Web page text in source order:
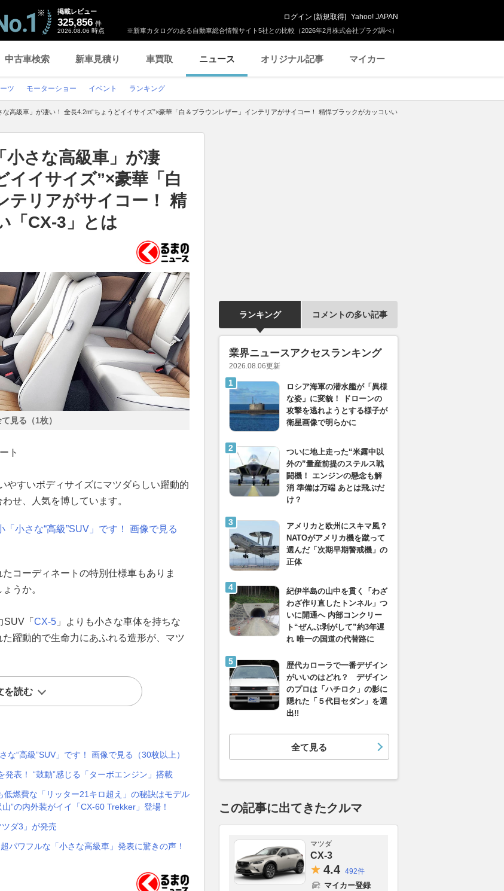
※新車カタログのある自動車総合情報サイト5社との比較（2026年2月株式会社プラグ調べ）
掲載レビュー
325,856 件
2026.08.06 時点
ログイン [新規取得] Yahoo! JAPAN
中古車検索 新車見積り 車買取 ニュース オリジナル記事 マイカー
ツ モーターショー イベント ランキング
な高級車」が凄い！ 全長4.2m“ちょうどイイサイズ”×豪華「白＆ブラウンレザー」インテリアがサイコー！ 精悍ブラックがカッコいい
小さな高級車」が凄
イイサイズ”×豪華「白
テリアがサイコー！ 精
「CX-3」とは
見る（1枚）
ト
やすいボディサイズにマツダらしい躍動的
せ、人気を博しています。
小さな“高級”SUV」です！ 画像で見る
コーディネートの特別仕様車もありま
うか。
「 CX-5 」よりも小さな車体を持ちな
躍動的で生命力にあふれる造形が、マツ
を読む
な“高級”SUV」です！ 画像で見る（30枚以上）
表！ “鼓動”感じる「ターボエンジン」搭載
燃費な「リッター21キロ超え」の秘訣はモデル
”の内外装がイイ「CX-60 Trekker」登場！
ダ3」が発売
パワフルな「小さな高級車」発表に驚きの声！
ランキング コメントの多い記事
業界ニュースアクセスランキング
2026.08.06更新
ロシア海軍の潜水艦が「異様
な姿」に変貌！ ドローンの
攻撃を逃れようとする様子が
衛星画像で明らかに
ついに地上走った“米露中以
外の”量産前提のステルス戦
闘機！ エンジンの懸念も解
消 準備は万端 あとは飛ぶだ
け？
アメリカと欧州にスキマ風？
NATOがアメリカ機を蹴って
選んだ「次期早期警戒機」の
正体
紀伊半島の山中を貫く「わざ
わざ作り直したトンネル」つ
いに開通へ 内部コンクリー
ト“ぜんぶ剥がして”約3年遅
れ 唯一の国道の代替路に
歴代カローラで一番デザイン
がいいのはどれ？ デザイン
のプロは「ハチロク」の影に
隠れた「５代目セダン」を選
出!!
全て見る
この記事に出てきたクルマ
マツダ
CX-3
4.4 492件
マイカー登録